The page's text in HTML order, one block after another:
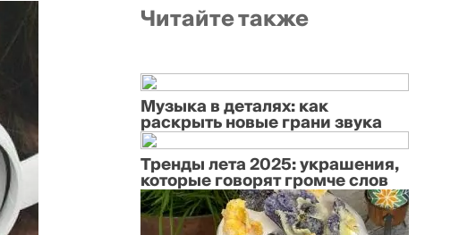
Читайте также
Музыка в деталях: как
раскрыть новые грани звука
Тренды лета 2025: украшения,
которые говорят громче слов